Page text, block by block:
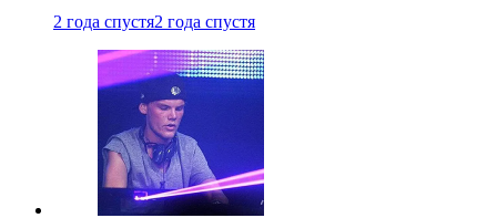
2 года спустя2 года спустя